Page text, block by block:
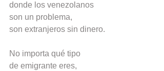
donde los venezolanos
son un problema,
son extranjeros sin dinero.
No importa qué tipo
de emigrante eres,